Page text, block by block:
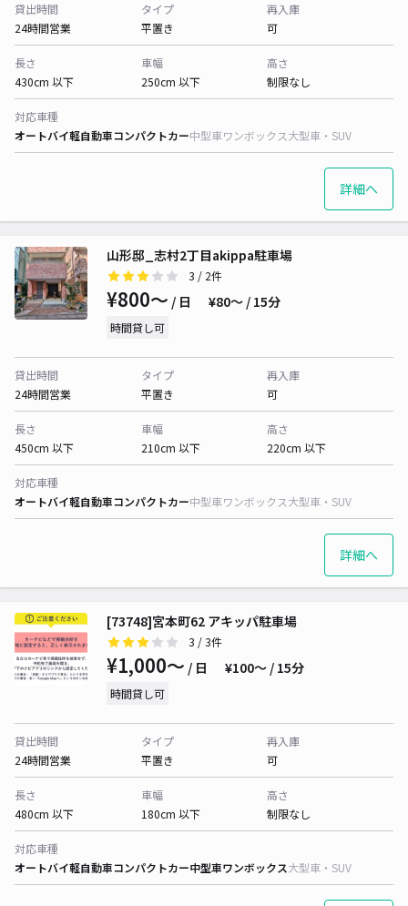
貸出時間
24時間営業
タイプ
平置き
再入庫
可
長さ
430cm 以下
車幅
250cm 以下
高さ
制限なし
対応車種
オートバイ軽自動車コンパクトカー中型車ワンボックス大型車・SUV
詳細へ
山形邸_志村2丁目akippa駐車場
3 / 2件
¥800〜 / 日 ¥80〜 / 15分
時間貸し可
貸出時間
24時間営業
タイプ
平置き
再入庫
可
長さ
450cm 以下
車幅
210cm 以下
高さ
220cm 以下
対応車種
オートバイ軽自動車コンパクトカー中型車ワンボックス大型車・SUV
詳細へ
[73748]宮本町62 アキッパ駐車場
3 / 3件
¥1,000〜 / 日 ¥100〜 / 15分
時間貸し可
貸出時間
24時間営業
タイプ
平置き
再入庫
可
長さ
480cm 以下
車幅
180cm 以下
高さ
制限なし
対応車種
オートバイ軽自動車コンパクトカー中型車ワンボックス大型車・SUV